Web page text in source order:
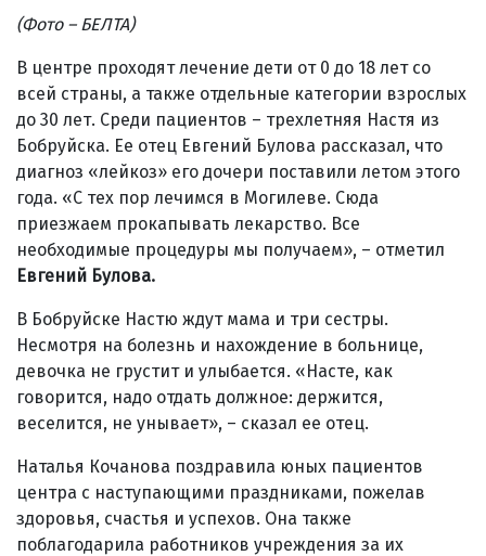
(Фото – БЕЛТА)
В центре проходят лечение дети от 0 до 18 лет со
всей страны, а также отдельные категории взрослых
до 30 лет. Среди пациентов – трехлетняя Настя из
Бобруйска. Ее отец Евгений Булова рассказал, что
диагноз «лейкоз» его дочери поставили летом этого
года. «С тех пор лечимся в Могилеве. Сюда
приезжаем прокапывать лекарство. Все
необходимые процедуры мы получаем», – отметил
Евгений Булова.
В Бобруйске Настю ждут мама и три сестры.
Несмотря на болезнь и нахождение в больнице,
девочка не грустит и улыбается. «Насте, как
говорится, надо отдать должное: держится,
веселится, не унывает», – сказал ее отец.
Наталья Кочанова поздравила юных пациентов
центра с наступающими праздниками, пожелав
здоровья, счастья и успехов. Она также
поблагодарила работников учреждения за их